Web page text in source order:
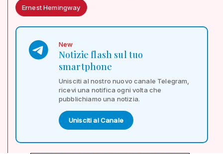
Ernest Hemingway
New
Notizie flash sul tuo
smartphone
Unisciti al nostro nuovo canale Telegram,
ricevi una notifica ogni volta che
pubblichiamo una notizia.
Unisciti al Canale